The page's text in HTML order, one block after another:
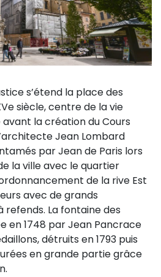
s’étend la place des
siècle, centre de la vie
la création du Cours
Jean Lombard
par Jean de Paris lors
la ville avec le quartier
de la rive Est
avec de grands
refends. La fontaine des
en 1748 par Jean Pancrace
détruits en 1793 puis
en grande partie grâce